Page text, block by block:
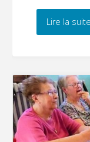
Lire la suite